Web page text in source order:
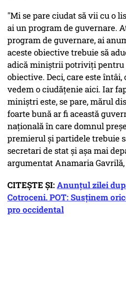
"Mi se pare ciudat să vii cu o
ai un program de guvernare.
program de guvernare, ai
aceste obiective trebuie să
adică miniştrii potriviţi pentru
obiective. Deci, care este întâi,
vedem o ciudăţenie aici. Iar
miniştri este, se pare, mărul
foarte bună ar fi această
naţională în care domnul
premierul şi partidele trebuie
secretari de stat şi aşa mai
argumentat Anamaria
CITEȘTE ȘI:Anunţul zilei
Cotroceni. POT: Susţinem
pro occidental